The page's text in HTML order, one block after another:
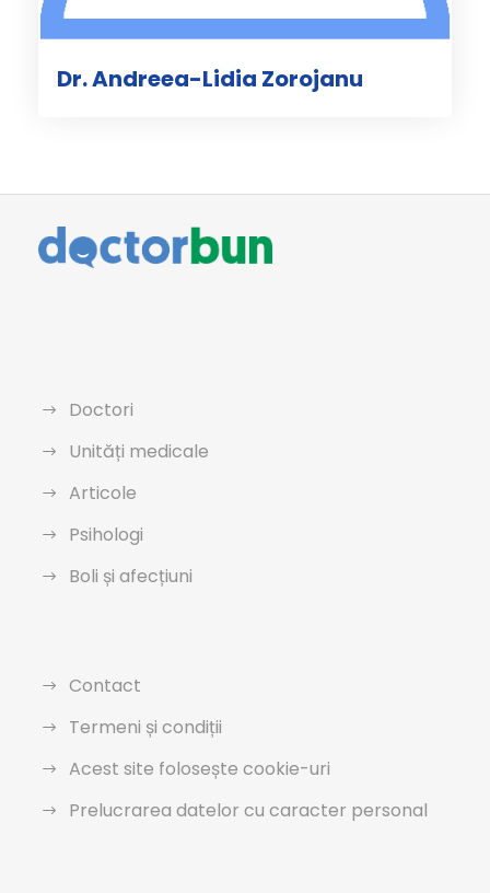
Dr. Andreea-Lidia Zorojanu
Doctori
Unități medicale
Articole
Psihologi
Boli și afecțiuni
Contact
Termeni și condiții
Acest site folosește cookie-uri
Prelucrarea datelor cu caracter personal